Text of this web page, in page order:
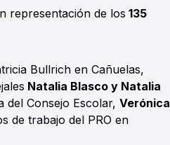
representación de los 135
Bullrich en Cañuelas,
Natalia Blasco y Natalia
del Consejo Escolar, Verónica
de trabajo del PRO en